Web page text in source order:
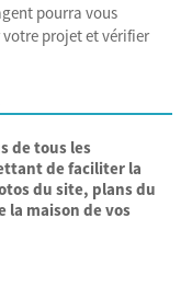
pourra vous
projet et vérifier
de tous les
de faciliter la
du site, plans du
la maison de vos